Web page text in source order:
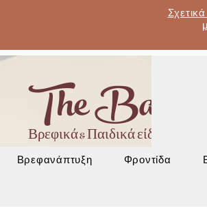
The Baby
Βρεφικά & Παιδικά είδη -
Βρεφανάπτυξη Φροντίδα